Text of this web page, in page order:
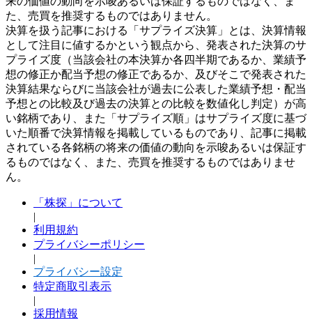
た、売買を推奨するものではありません。
決算を扱う記事における「サプライズ決算」とは、決算情報
として注目に値するかという観点から、発表された決算のサ
プライズ度（当該会社の本決算か各四半期であるか、業績予
想の修正か配当予想の修正であるか、及びそこで発表された
決算結果ならびに当該会社が過去に公表した業績予想・配当
予想との比較及び過去の決算との比較を数値化し判定）が高
い銘柄であり、また「サプライズ順」はサプライズ度に基づ
いた順番で決算情報を掲載しているものであり、記事に掲載
されている各銘柄の将来の価値の動向を示唆あるいは保証す
るものではなく、また、売買を推奨するものではありませ
ん。
「株探」について
|
利用規約
プライバシーポリシー
|
プライバシー設定
特定商取引表示
|
採用情報